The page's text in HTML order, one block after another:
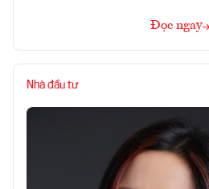
Đọc ngay
Nhà đầu tư